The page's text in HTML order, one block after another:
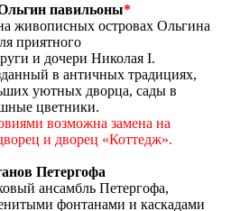
павильоны*
живописных островах Ольгина
приятного
и дочери Николая I.
в античных традициях,
уютных дворца, сады в
цветники.
возможна замена на
и дворец «Коттедж».
Петергофа
ансамбль Петергофа,
фонтанами и каскадами